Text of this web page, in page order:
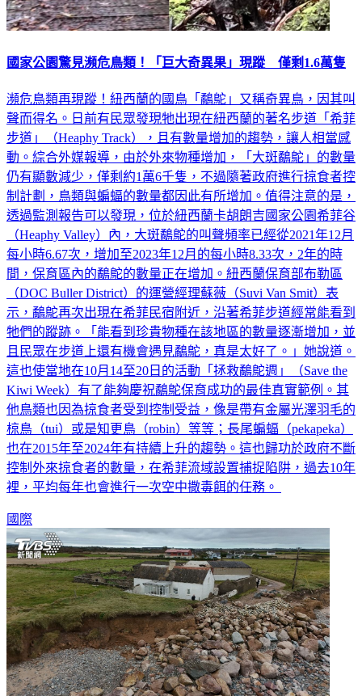
國家公園驚見瀕危鳥類！「巨大奇異果」現蹤 僅剩1.6萬隻
瀕危鳥類再現蹤！紐西蘭的國鳥「鷸鴕」又稱奇異鳥，因其叫
聲而得名。日前有民眾發現牠出現在紐西蘭的著名步道「希菲
步道」（Heaphy Track），且有數量增加的趨勢，讓人相當感
動。綜合外媒報導，由於外來物種增加，「大斑鷸鴕」的數量
仍有顯數減少，僅剩約1萬6千隻，不過隨著政府進行掠食者控
制計劃，鳥類與蝙蝠的數量都因此有所增加。值得注意的是，
透過監測報告可以發現，位於紐西蘭卡胡朗吉國家公園希菲谷
（Heaphy Valley）內，大斑鷸鴕的叫聲頻率已經從2021年12月
每小時6.67次，增加至2023年12月的每小時8.33次，2年的時
間，保育區內的鷸鴕的數量正在增加。紐西蘭保育部布勒區
（DOC Buller District）的運營經理蘇薇（Suvi Van Smit）表
示，鷸鴕再次出現在希菲民宿附近，沿著希菲步道經常能看到
牠們的蹤跡。「能看到珍貴物種在該地區的數量逐漸增加，並
且民眾在步道上還有機會遇見鷸鴕，真是太好了。」她說道。
這也使當地在10月14至20日的活動「拯救鷸鴕週」（Save the
Kiwi Week）有了能夠慶祝鷸鴕保育成功的最佳真實範例。其
他鳥類也因為掠食者受到控制受益，像是帶有金屬光澤羽毛的
椋鳥（tui）或是知更鳥（robin）等等；長尾蝙蝠（pekapeka）
也在2015年至2024年有持續上升的趨勢。這也歸功於政府不斷
控制外來掠食者的數量，在希菲流域設置捕捉陷阱，過去10年
裡，平均每年也會進行一次空中撒毒餌的任務。
國際